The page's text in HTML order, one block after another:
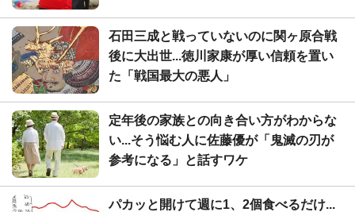
石田三成と戦っていないのに関ヶ原合戦
後に大出世...徳川家康が厚い信頼を置い
た「戦国最大の悪人」
定年後の家族との向き合い方がわからな
い...そう悩む人に佐藤優が「鬼滅の刃が
参考になる」と話すワケ
パカッと開けて週に1、2個食べるだけ...